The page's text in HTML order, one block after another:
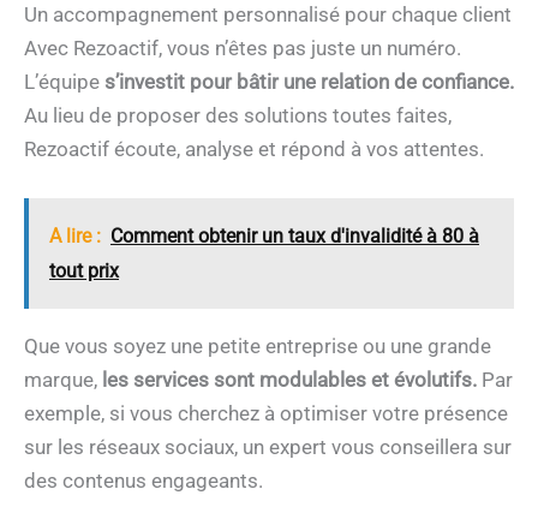
Un accompagnement personnalisé pour chaque client
Avec Rezoactif, vous n’êtes pas juste un numéro.
L’équipe s’investit pour bâtir une relation de confiance.
Au lieu de proposer des solutions toutes faites,
Rezoactif écoute, analyse et répond à vos attentes.
A lire : Comment obtenir un taux d'invalidité à 80 à
tout prix
Que vous soyez une petite entreprise ou une grande
marque, les services sont modulables et évolutifs. Par
exemple, si vous cherchez à optimiser votre présence
sur les réseaux sociaux, un expert vous conseillera sur
des contenus engageants.